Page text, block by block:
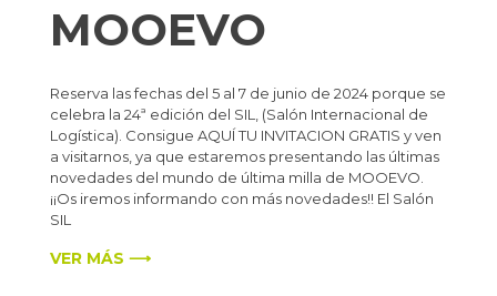
MOOEVO
Reserva las fechas del 5 al 7 de junio de 2024 porque se
celebra la 24ª edición del SIL, (Salón Internacional de
Logística). Consigue AQUÍ TU INVITACION GRATIS y ven
a visitarnos, ya que estaremos presentando las últimas
novedades del mundo de última milla de MOOEVO.
¡¡Os iremos informando con más novedades!! El Salón
SIL
VER MÁS ⟶